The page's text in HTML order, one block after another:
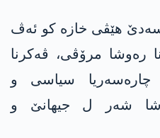
هێڤی خازە کو ئەڤ
رەوشا مرۆڤی، ڤەکرنا
چارەسەریا سیاسی و
شەر ل جیهانێ و